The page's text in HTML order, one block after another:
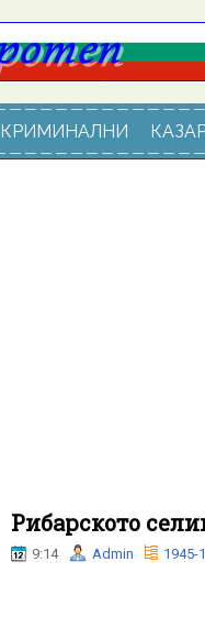
КРИМИНАЛНИ
Рибарското
9:14 Admin